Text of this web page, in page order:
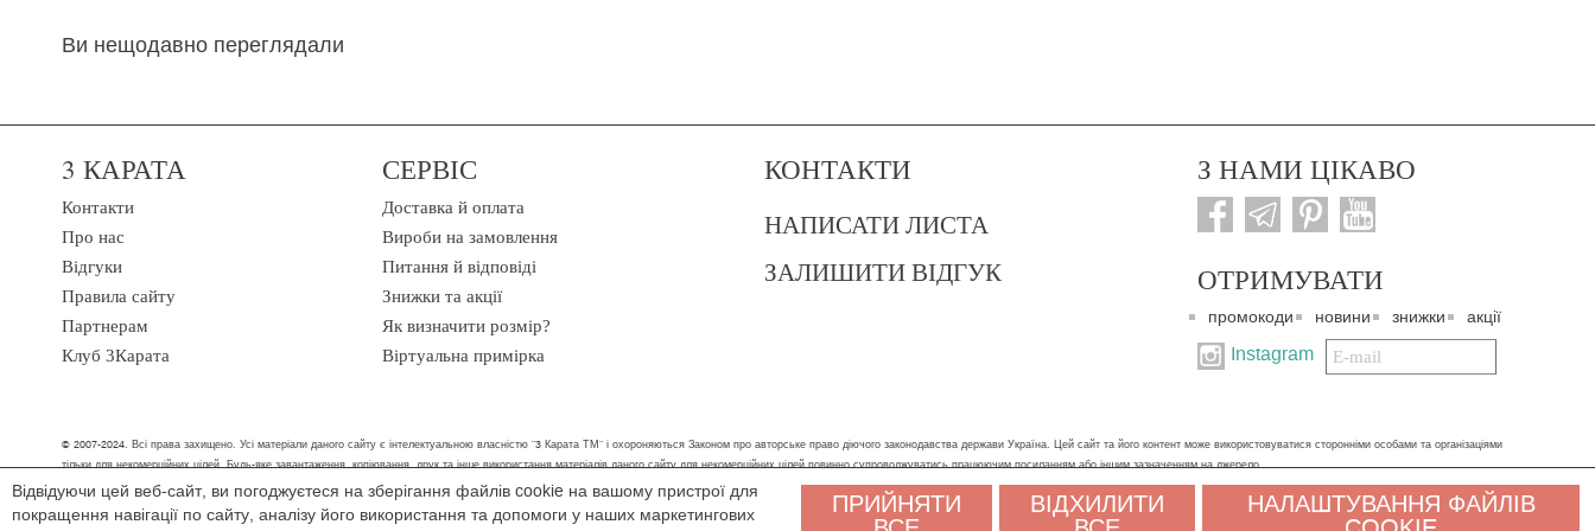
Ви нещодавно переглядали
3 КАРАТА
Контакти
Про нас
Відгуки
Правила сайту
Партнерам
Клуб 3Карата
СЕРВІС
Доставка й оплата
Вироби на замовлення
Питання й відповіді
Знижки та акції
Як визначити розмір?
Віртуальна примірка
КОНТАКТИ
НАПИСАТИ ЛИСТА
ЗАЛИШИТИ ВІДГУК
З НАМИ ЦІКАВО
ОТРИМУВАТИ
промокоди новини знижки акції
Instagram
Подписаться
на
© 2007-2024. Всі права захищено. Усі матеріали даного сайту є інтелектуальною власністю "3 Карата ТМ" і охороняються Законом про авторське право діючого законодавства держави Україна. Цей сайт та його контент може використовуватися сторонніми особами та організаціями
тільки для некомерційних цілей. Будь-яке завантаження, копіювання, друк та інше використання матеріалів даного сайту для некомерційних цілей повинно супроводжуватись працюючим посиланням або іншим зазначенням на джерело.
Ми обробляємо персональні дані (cookies, IP-адреса, місце розташування), щоб вам було зручніше користуватися сайтом. Залишаючись на сайті, ви погоджуєтеся на обробку персональних даних. Якщо ви не згодні, будь ласка, покиньте сайт і зв'яжіться з нами будь-яким
Відвідуючи цей веб-сайт, ви погоджуєтеся на зберігання файлів cookie на вашому пристрої для
покращення навігації по сайту, аналізу його використання та допомоги у наших маркетингових
ПРИЙНЯТИ ВІДХИЛИТИ НАЛАШТУВАННЯ ФАЙЛІВ